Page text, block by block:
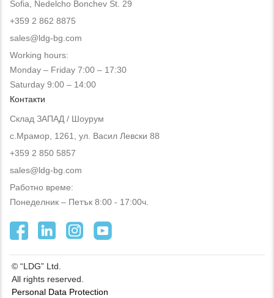
Sofia, Nedelcho Bonchev St. 29
+359 2 862 8875
sales@ldg-bg.com
Working hours:
Monday – Friday 7:00 – 17:30
Saturday 9:00 – 14:00
Контакти
Склад ЗАПАД / Шоурум
с.Мрамор, 1261, ул. Васил Левски 88
+359 2 850 5857
sales@ldg-bg.com
Работно време:
Понеделник – Петък 8:00 - 17:00ч.
© “LDG” Ltd.
All rights reserved.
Personal Data Protection